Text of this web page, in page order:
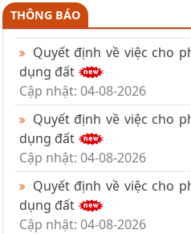
THÔNG BÁO
Quyết định về việc cho
dụng đất
Cập nhật: 04-08-2026
Quyết định về việc cho
dụng đất
Cập nhật: 04-08-2026
Quyết định về việc cho
dụng đất
Cập nhật: 04-08-2026